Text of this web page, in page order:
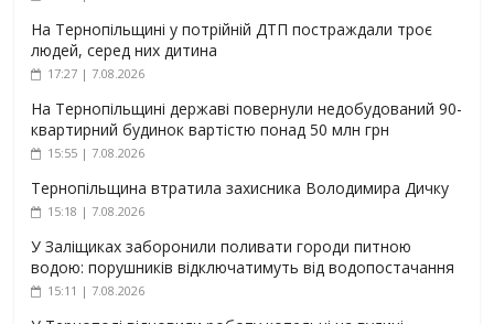
На Тернопільщині у потрійній ДТП постраждали троє
людей, серед них дитина
17:27 | 7.08.2026
На Тернопільщині державі повернули недобудований 90-
квартирний будинок вартістю понад 50 млн грн
15:55 | 7.08.2026
Тернопільщина втратила захисника Володимира Дичку
15:18 | 7.08.2026
У Заліщиках заборонили поливати городи питною
водою: порушників відключатимуть від водопостачання
15:11 | 7.08.2026